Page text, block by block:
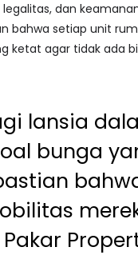
dan
bahwa setiap unit
ketat agar tidak ada
lansia
bunga